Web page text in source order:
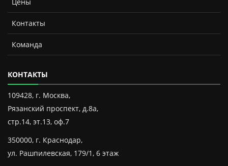
Контакты
Команда
КОНТАКТЫ
109428, г. Москва,
Рязанский проспект, д.8а,
стр.14, эт.13, оф.7
350000, г. Краснодар,
ул. Рашпилевская, 179/1, 6 этаж